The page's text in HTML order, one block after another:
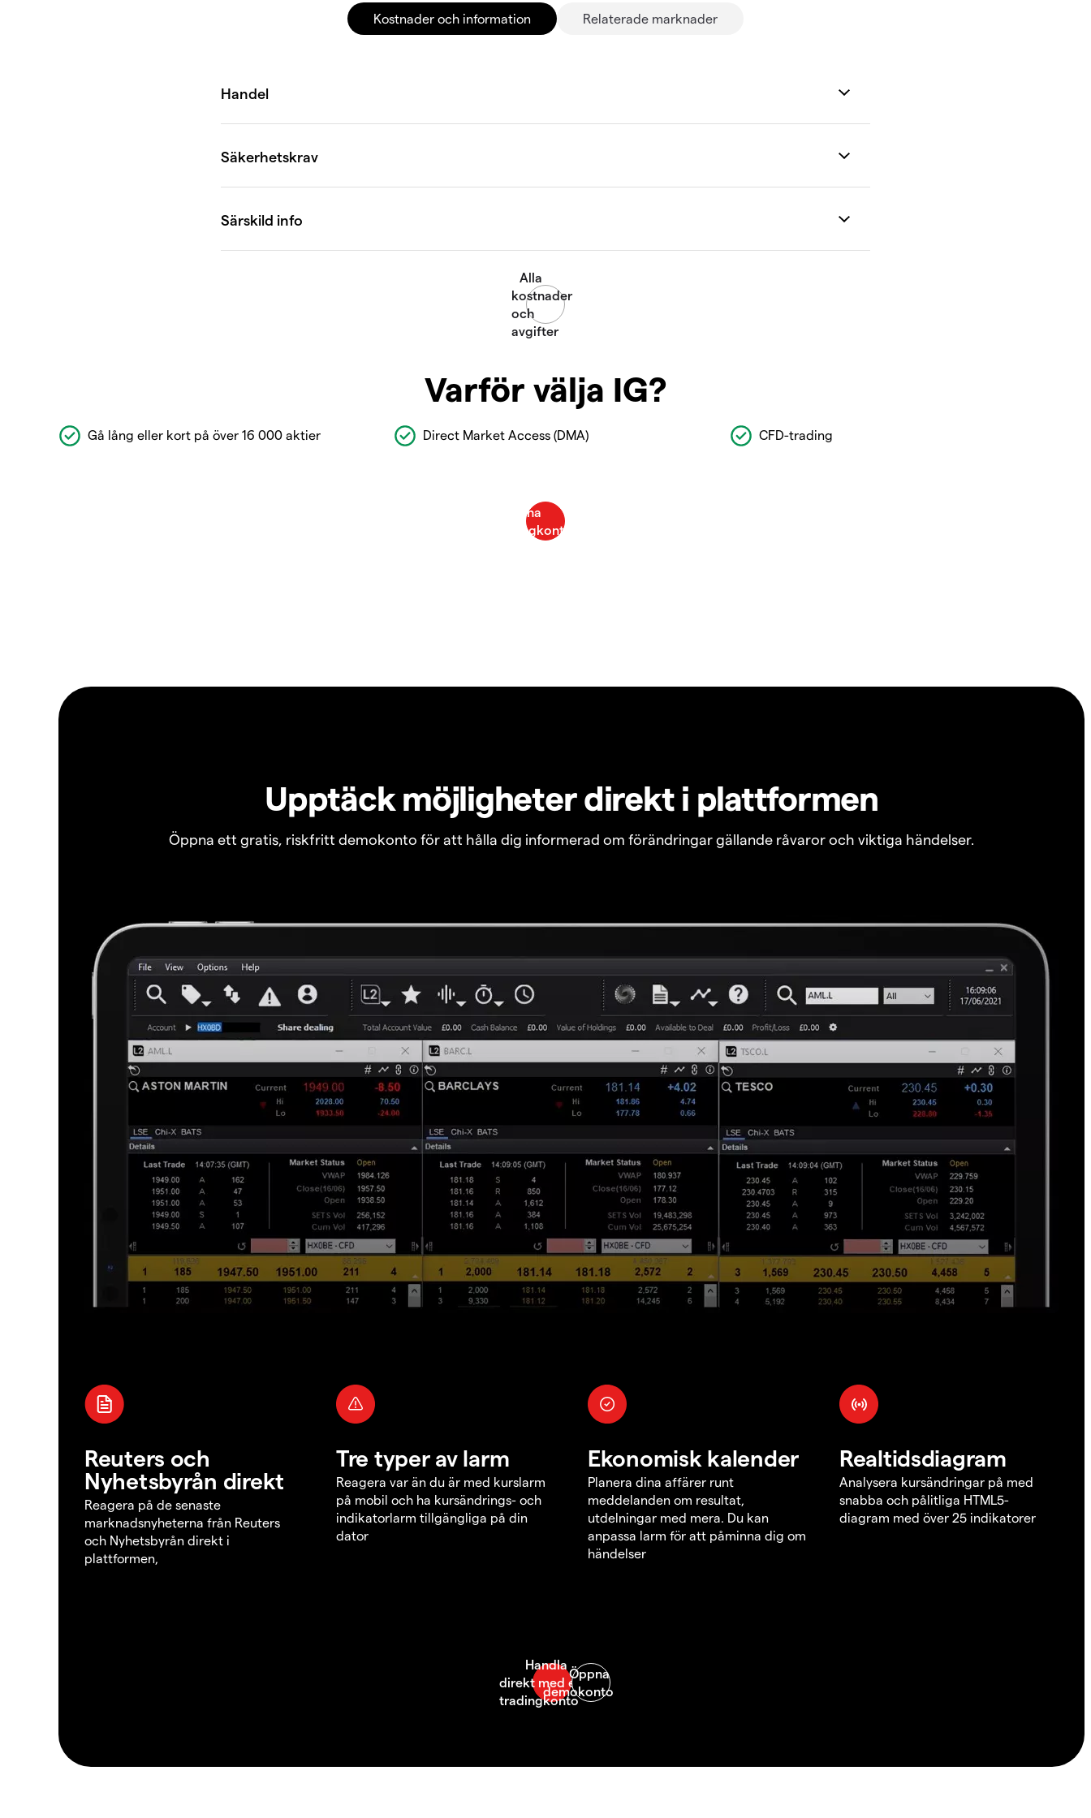
Kostnader och information Relaterade marknader
Varför välja IG?
Gå lång eller kort på över 16 000 aktier Direct Market Access (DMA) CFD-trading
Upptäck möjligheter direkt i plattformen
Öppna ett gratis, riskfritt demokonto för att hålla dig informerad om förändringar gällande råvaror och viktiga händelser.
Reuters och
Nyhetsbyrån direkt
Reagera på de senaste
marknadsnyheterna från Reuters
och Nyhetsbyrån direkt i
plattformen,
Tre typer av larm
Reagera var än du är med kurslarm
på mobil och ha kursändrings- och
indikatorlarm tillgängliga på din
dator
Ekonomisk kalender
Planera dina affärer runt
meddelanden om resultat,
utdelningar med mera. Du kan
anpassa larm för att påminna dig om
händelser
Realtidsdiagram
Analysera kursändringar på med
snabba och pålitliga HTML5-
diagram med över 25 indikatorer